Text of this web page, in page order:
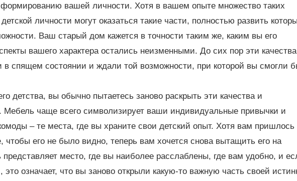
вашей личности. Хотя в вашем опыте множество таких
личности могут оказаться такие части, полностью развить
Ваш старый дом кажется в точности таким же, каким вы его
вашего характера остались неизменными. До сих пор эти качества
спящем состоянии и ждали той возможности, при которой вы смогли
детства, вы обычно пытаетесь заново раскрыть эти качества и
Мебель чаще всего символизирует ваши индивидуальные привычки и
– те места, где вы храните свои детский опыт. Хотя вам пришлось
чтобы его не было видно, теперь вам хочется снова вытащить его на
представляет место, где вы наиболее расслаблены, где вам удобно, и
это означает, что вы заново открыли какую-то важную часть своей